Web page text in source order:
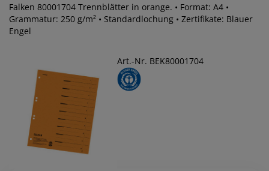
Falken 80001704 Trennblätter in orange. • Format: A4 •
Grammatur: 250 g/m² • Standardlochung • Zertifikate: Blauer
Engel
Art.-Nr. BEK80001704